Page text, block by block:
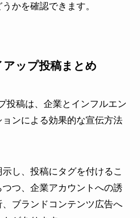
かを確認できます。
ップ投稿まとめ
投稿は、企業とインフルエン
ンによる効果的な宣伝方法
し、投稿にタグを付けるこ
つ、企業アカウントへの誘
ブランドコンテンツ広告へ